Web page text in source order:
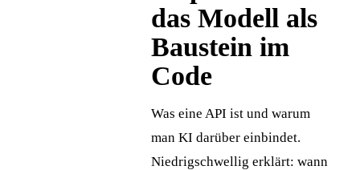
das Modell als
Baustein im
Code
Was eine API ist und warum
man KI darüber einbindet.
Niedrigschwellig erklärt: wann